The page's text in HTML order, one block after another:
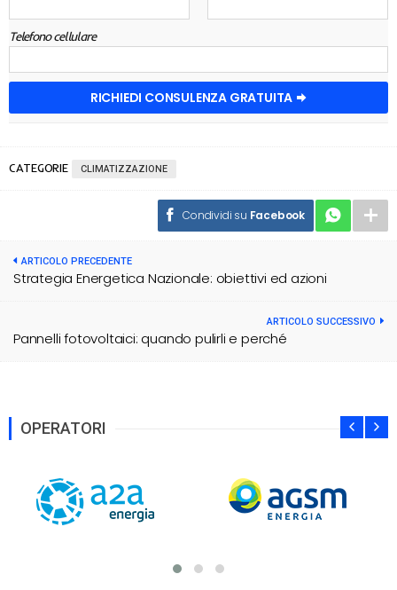
Telefono cellulare
RICHIEDI CONSULENZA GRATUITA
CATEGORIE CLIMATIZZAZIONE
Condividi su Facebook
ARTICOLO PRECEDENTE
Strategia Energetica Nazionale: obiettivi ed azioni
ARTICOLO SUCCESSIVO
Pannelli fotovoltaici: quando pulirli e perché
OPERATORI